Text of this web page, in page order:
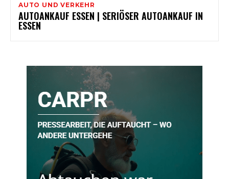
AUTO UND VERKEHR
AUTOANKAUF ESSEN | SERIÖSER AUTOANKAUF IN
ESSEN